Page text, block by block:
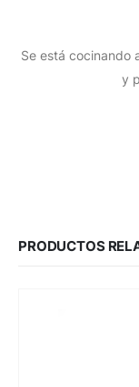
Se está cocinando
y
PRODUCTOS